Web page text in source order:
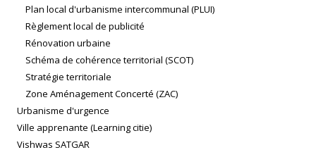
Plan local d'urbanisme intercommunal (PLUI)
Règlement local de publicité
Rénovation urbaine
Schéma de cohérence territorial (SCOT)
Stratégie territoriale
Zone Aménagement Concerté (ZAC)
Urbanisme d'urgence
Ville apprenante (Learning citie)
Vishwas SATGAR